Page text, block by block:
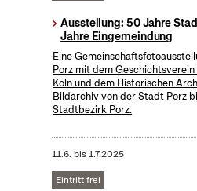
Ausstellung: 50 Jahre
Jahre Eingemeindung
Eine
Porz mit dem
Köln und dem Historischen
Bildarchiv von der Stadt Porz
Stadtbezirk Porz.
11.6. bis1.7.2025
Eintritt frei